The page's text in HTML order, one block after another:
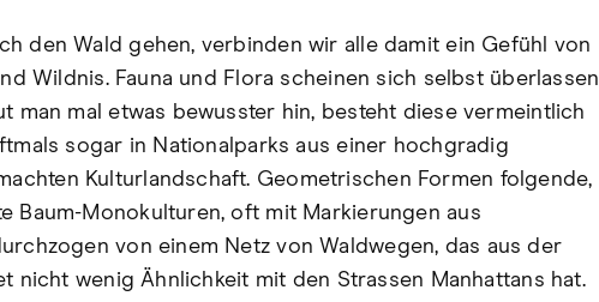
den Wald gehen, verbinden wir alle damit ein Gefühl von
Wildnis. Fauna und Flora scheinen sich selbst überlassen
man mal etwas bewusster hin, besteht diese vermeintlich
sogar in Nationalparks aus einer hochgradig
Kulturlandschaft. Geometrischen Formen folgende,
Baum-Monokulturen, oft mit Markierungen aus
von einem Netz von Waldwegen, das aus der
nicht wenig Ähnlichkeit mit den Strassen Manhattans hat.